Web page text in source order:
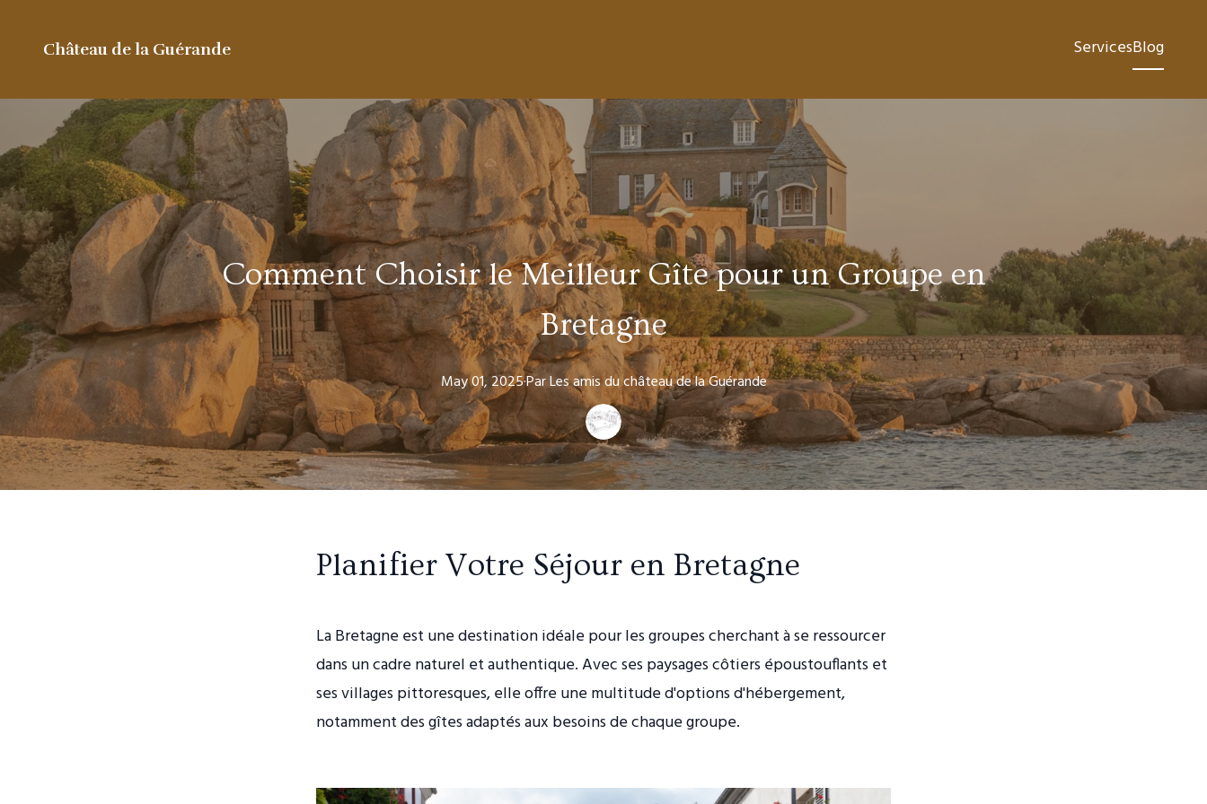
Château de la Guérande ServicesBlog
Comment Choisir le Meilleur Gîte pour un Groupe en
Bretagne
May 01, 2025·ParLes amisdu château de la Guérande
Planifier Votre Séjour en Bretagne
La Bretagne est une destination idéale pour les groupes cherchant à se ressourcer
dans un cadre naturel et authentique. Avec ses paysages côtiers époustouflants et
ses villages pittoresques, elle offre une multitude d'options d'hébergement,
notamment des gîtes adaptés aux besoins de chaque groupe.